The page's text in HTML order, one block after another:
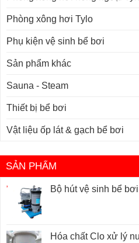
Phòng xông hơi Tylo
Phụ kiện vệ sinh bể bơi
Sản phẩm khác
Sauna - Steam
Thiết bị bể bơi
Vật liệu ốp lát & gạch bể bơi
SẢN PHẨM
Bộ hút vệ sinh bể bơi
Hóa chất Clo xử lý